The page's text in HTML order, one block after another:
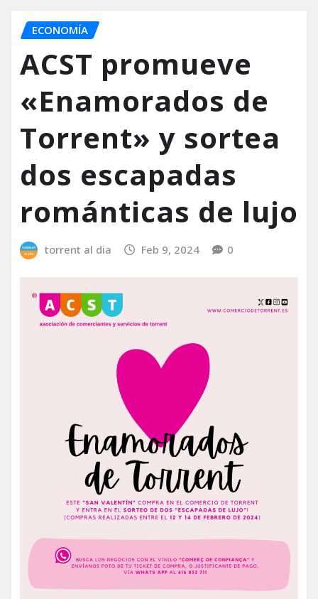
ECONOMÍA
ACST promueve
«Enamorados de
Torrent» y sortea
dos escapadas
románticas de lujo
torrent al dia Feb 9, 2024 0